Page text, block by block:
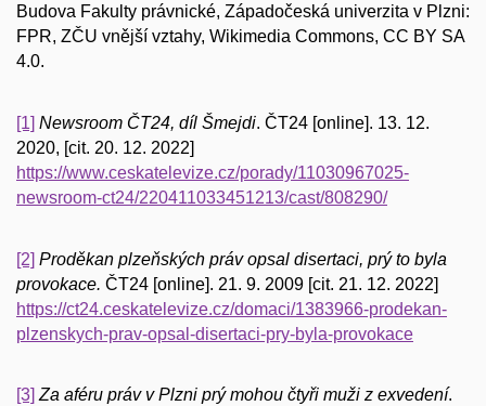
Budova Fakulty právnické, Západočeská univerzita v Plzni:
FPR, ZČU vnější vztahy, Wikimedia Commons, CC BY SA
4.0.
[1] Newsroom ČT24, díl Šmejdi. ČT24 [online]. 13. 12.
2020, [cit. 20. 12. 2022]
https://www.ceskatelevize.cz/porady/11030967025-
newsroom-ct24/220411033451213/cast/808290/
[2] Proděkan plzeňských práv opsal disertaci, prý to byla
provokace. ČT24 [online]. 21. 9. 2009 [cit. 21. 12. 2022]
https://ct24.ceskatelevize.cz/domaci/1383966-prodekan-
plzenskych-prav-opsal-disertaci-pry-byla-provokace
[3] Za aféru práv v Plzni prý mohou čtyři muži z exvedení.